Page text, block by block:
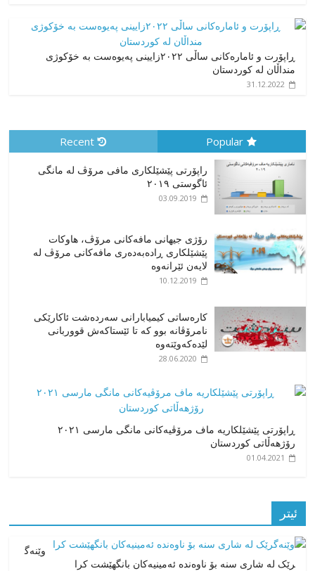
ڕاپۆرت و ئامارەکانی ساڵی ٢٠٢٢زایینی پەیوەست بە خۆکوژی
منداڵان لە کوردستان
31.12.2022
Popular
Recent
راپۆرتی پێشێلكاری مافی مرۆڤ له‌ مانگی
ئاگوستی ٢٠١٩
03.09.2019
رۆژی جیهانی مافەکانی مرۆڤ، هاوکات
پێشێلکاری ڕادەبەدەری مافەکانی مرۆڤ لە
لایەن ئێرانەوە
10.12.2019
کارەساتی کیمیابارانی سەردەشت ئاکارێکی
نامرۆڤانە بوو کە تا ئێستاکەش قووربانی
لێدەکەوێتەوە
28.06.2020
ڕاپۆرتی پێشێلکاریە ماف مرۆڤیەکانی مانگی مارسی ٢٠٢١
رۆژهەڵاتی کوردستان
01.04.2021
ئیتر
وێنەگ
رێک لە شاری سنە بۆ ناوەندە ئەمینیەکان بانگهێشت کرا